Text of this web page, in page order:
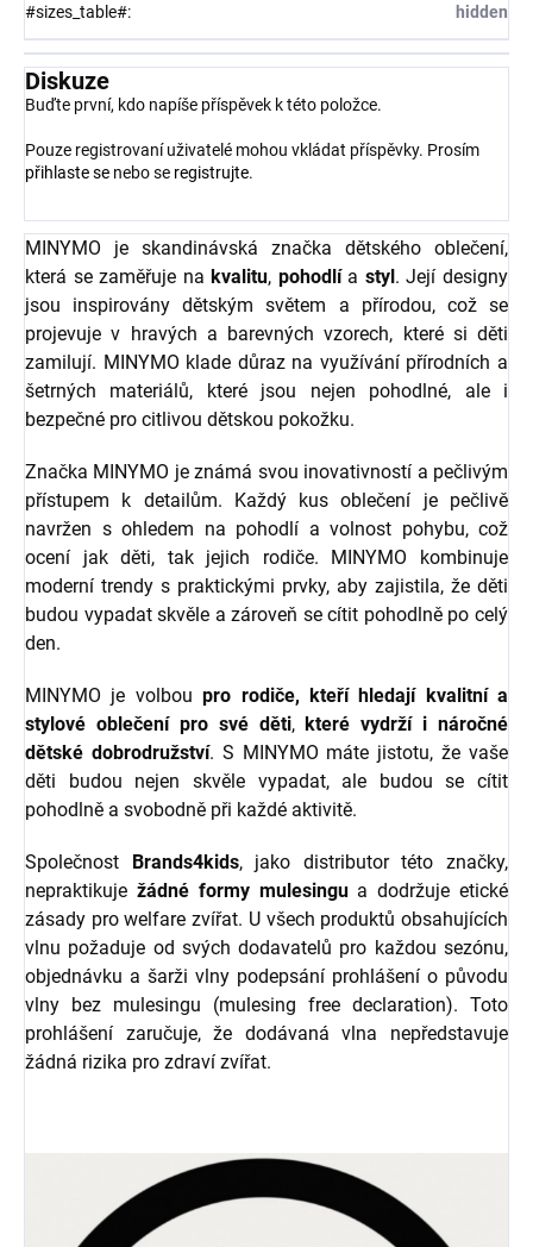
#sizes_table#: hidden
Diskuze
Buďte první, kdo napíše příspěvek k této položce.
Pouze registrovaní uživatelé mohou vkládat příspěvky. Prosím
přihlaste se nebo se registrujte.
MINYMO je skandinávská značka dětského oblečení,
která se zaměřuje nakvalitu, pohodlía styl. Její designy
jsou inspirovány dětským světem a přírodou, což se
projevuje v hravých a barevných vzorech, které si děti
zamilují. MINYMO klade důraz na využívání přírodních a
šetrných materiálů, které jsou nejen pohodlné, ale i
bezpečné pro citlivou dětskou pokožku.
Značka MINYMO je známá svou inovativností a pečlivým
přístupem k detailům. Každý kus oblečení je pečlivě
navržen s ohledem na pohodlí a volnost pohybu, což
ocení jak děti, tak jejich rodiče. MINYMO kombinuje
moderní trendy s praktickými prvky, aby zajistila, že děti
budou vypadat skvěle a zároveň se cítit pohodlně po celý
den.
MINYMO je volboupro rodiče, kteří hledají kvalitní a
stylové oblečení pro své děti,které vydrží i náročné
dětské dobrodružství. S MINYMO máte jistotu, že vaše
děti budou nejen skvěle vypadat, ale budou se cítit
pohodlně a svobodně při každé aktivitě.
Společnost Brands4kids, jako distributor této značky,
nepraktikuje žádné formy mulesingua dodržuje etické
zásady pro welfare zvířat. U všech produktů obsahujících
vlnu požaduje od svých dodavatelů pro každou sezónu,
objednávku a šarži vlny podepsání prohlášení o původu
vlny bez mulesingu (mulesing free declaration). Toto
prohlášení zaručuje, že dodávaná vlna nepředstavuje
žádná rizika pro zdraví zvířat.